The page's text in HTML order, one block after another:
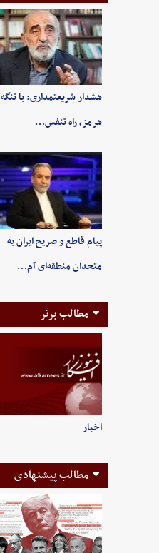
هشدار شریعتمداری: با تنگه
هرمز، راه تنفس…
پیام قاطع و صریح ایران به
متحدان منطقه‌ای آم…
مطالب برتر
اخبار
مطالب پیشنهادی